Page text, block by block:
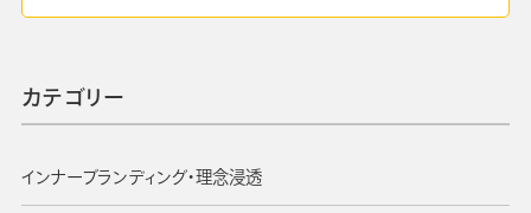
カテゴリー
インナーブランディング・理念浸透